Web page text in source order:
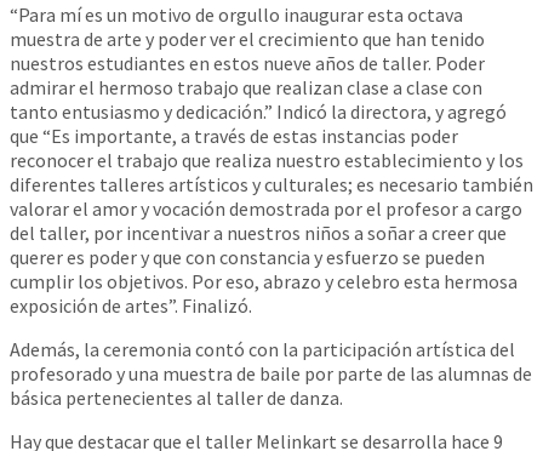
“Para mí es un motivo de orgullo inaugurar esta octava
muestra de arte y poder ver el crecimiento que han tenido
nuestros estudiantes en estos nueve años de taller. Poder
admirar el hermoso trabajo que realizan clase a clase con
tanto entusiasmo y dedicación.” Indicó la directora, y agregó
que “Es importante, a través de estas instancias poder
reconocer el trabajo que realiza nuestro establecimiento y los
diferentes talleres artísticos y culturales; es necesario también
valorar el amor y vocación demostrada por el profesor a cargo
del taller, por incentivar a nuestros niños a soñar a creer que
querer es poder y que con constancia y esfuerzo se pueden
cumplir los objetivos. Por eso, abrazo y celebro esta hermosa
exposición de artes”. Finalizó.
Además, la ceremonia contó con la participación artística del
profesorado y una muestra de baile por parte de las alumnas de
básica pertenecientes al taller de danza.
Hay que destacar que el taller Melinkart se desarrolla hace 9